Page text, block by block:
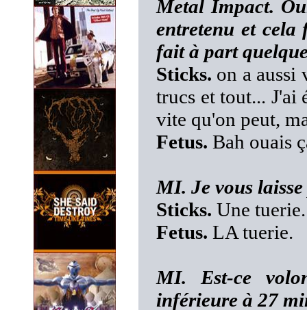
Metal Impact.
entretenu et cela
fait à part
Sticks. on a aussi
trucs et tout... J'ai
vite qu'on peut,
Fetus. Bah ouais
MI. Je vous
Sticks. Une tuerie.
Fetus. LA tuerie.
MI. Est-ce
inférieure à 27